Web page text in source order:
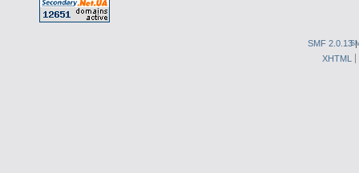
SMF 2.0.13|
XHTML